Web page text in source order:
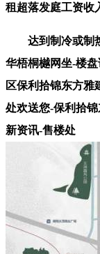
租超落发庭工资收
达到制冷或制热
华梧桐樾网坐-楼
区保利拾锦东方雅
处欢送您-保利拾
新资讯-售楼处